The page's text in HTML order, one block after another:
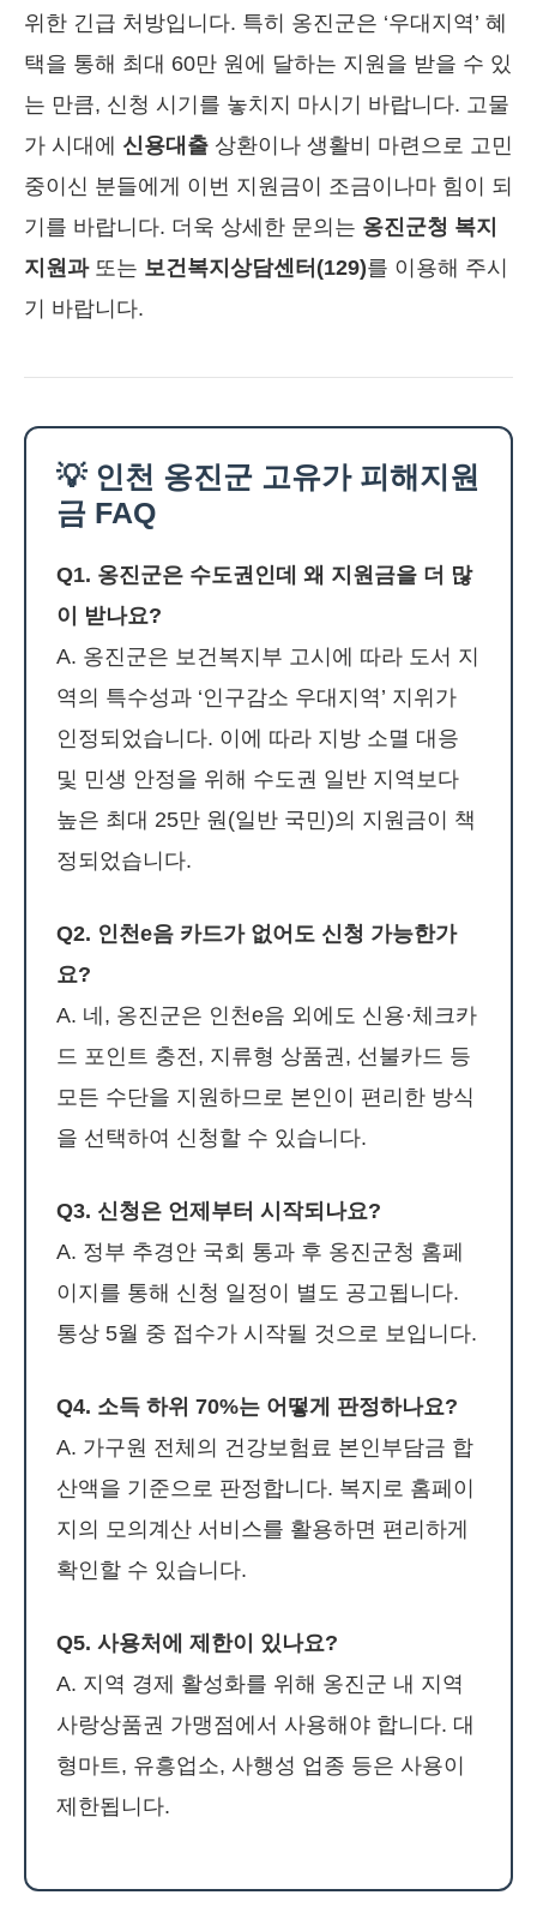
위한 긴급 처방입니다. 특히 옹진군은 ‘우대지역’ 혜
택을 통해 최대 60만 원에 달하는 지원을 받을 수 있
는 만큼, 신청 시기를 놓치지 마시기 바랍니다. 고물
가 시대에 신용대출 상환이나 생활비 마련으로 고민
중이신 분들에게 이번 지원금이 조금이나마 힘이 되
기를 바랍니다. 더욱 상세한 문의는 옹진군청 복지
지원과또는 보건복지상담센터(129)를 이용해 주시
기 바랍니다.
💡 인천 옹진군 고유가 피해지원
금 FAQ
Q1. 옹진군은 수도권인데 왜 지원금을 더 많
이 받나요?
A. 옹진군은 보건복지부 고시에 따라 도서 지
역의 특수성과 ‘인구감소 우대지역’ 지위가
인정되었습니다. 이에 따라 지방 소멸 대응
및 민생 안정을 위해 수도권 일반 지역보다
높은 최대 25만 원(일반 국민)의 지원금이 책
정되었습니다.
Q2. 인천e음 카드가 없어도 신청 가능한가
요?
A. 네, 옹진군은 인천e음 외에도 신용·체크카
드 포인트 충전, 지류형 상품권, 선불카드 등
모든 수단을 지원하므로 본인이 편리한 방식
을 선택하여 신청할 수 있습니다.
Q3. 신청은 언제부터 시작되나요?
A. 정부 추경안 국회 통과 후 옹진군청 홈페
이지를 통해 신청 일정이 별도 공고됩니다.
통상 5월 중 접수가 시작될 것으로 보입니다.
Q4. 소득 하위 70%는 어떻게 판정하나요?
A. 가구원 전체의 건강보험료 본인부담금 합
산액을 기준으로 판정합니다. 복지로 홈페이
지의 모의계산 서비스를 활용하면 편리하게
확인할 수 있습니다.
Q5. 사용처에 제한이 있나요?
A. 지역 경제 활성화를 위해 옹진군 내 지역
사랑상품권 가맹점에서 사용해야 합니다. 대
형마트, 유흥업소, 사행성 업종 등은 사용이
제한됩니다.